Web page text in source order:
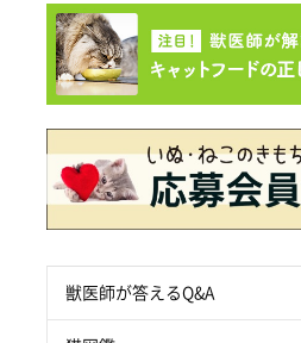
獣医師が答えるQ&A